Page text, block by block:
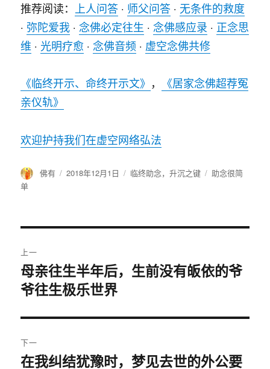
推荐阅读： 上人问答 · 师父问答 · 无条件的救度
· 弥陀爱我 ·念佛必定往生 ·念佛感应录 · 正念思
维 · 光明疗愈 ·念佛音频 · 虚空念佛共修
《临终开示、命终开示文》 ，
《居家念佛超荐冤
亲仪轨》
欢迎护持我们在虚空网络弘法
作
佛有
发
2018年12月1日
分
临终助念，升沉之键
标
助念很简
单
章
导
航
上一
上
篇
章：
母亲往生半年后，生前没有皈依的爷
爷往生极乐世界
下一
下
在我纠结犹豫时，梦见去世的外公要